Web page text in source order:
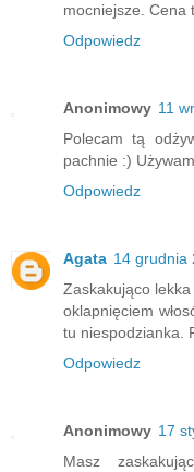
mocniejsze. Cena
Odpowiedz
Anonimowy 11
Polecam tą
pachnie :)
Odpowiedz
Agata 14 grudnia
Zaskakująco
oklapnięciem
tu niespodzianka.
Odpowiedz
Anonimowy 17
Masz